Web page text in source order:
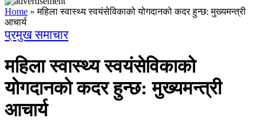
Home »महिला स्वास्थ्य स्वयंसेविकाको योगदानको कदर हुन्छ: मुख्यमन्त्री
आचार्य
प्रमुख समाचार
महिला स्वास्थ्य स्वयंसेविकाको
योगदानको कदर हुन्छ: मुख्यमन्त्री
आचार्य